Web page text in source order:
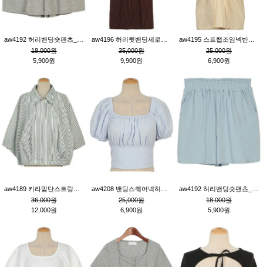
18,000원
5,900원
35,000원
9,900원
25,000원
6,900원
36,000원
12,000원
25,000원
6,900원
18,000원
5,900원